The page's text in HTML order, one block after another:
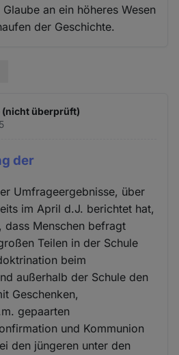
an ein höheres Wesen
der Geschichte.
überprüft)
der
Umfrageergebnisse, über
im April d.J. berichtet hat,
dass Menschen befragt
Teilen in der Schule
beim
außerhalb der Schule den
Geschenken,
gepaarten
und Kommunion
den jüngeren unter den